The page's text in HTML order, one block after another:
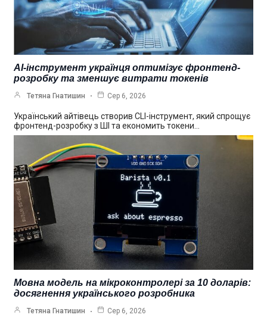
AI-інструмент українця оптимізує фронтенд-
розробку та зменшує витрати токенів
Тетяна Гнатишин Сер 6, 2026
Український айтівець створив CLI-інструмент, який спрощує
фронтенд-розробку з ШІ та економить токени…
Мовна модель на мікроконтролері за 10 доларів:
досягнення українського розробника
Тетяна Гнатишин Сер 6, 2026